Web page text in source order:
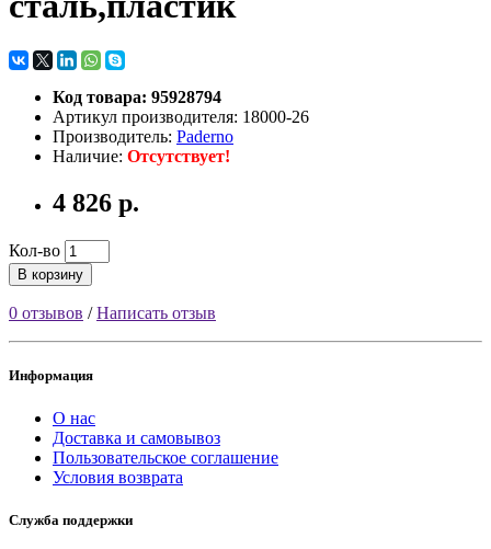
Код товара: 95928794
Артикул производителя: 18000-26
Производитель: Paderno
Наличие: Отсутствует!
4 826 р.
Кол-во
В корзину
0 отзывов /Написать отзыв
Информация
О нас
Доставка и самовывоз
Пользовательское соглашение
Условия возврата
Служба поддержки